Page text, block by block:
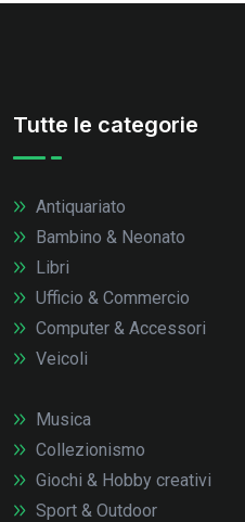
Tutte le categorie
Antiquariato
Bambino & Neonato
Libri
Ufficio & Commercio
Computer & Accessori
Veicoli
Musica
Collezionismo
Giochi & Hobby creativi
Sport & Outdoor